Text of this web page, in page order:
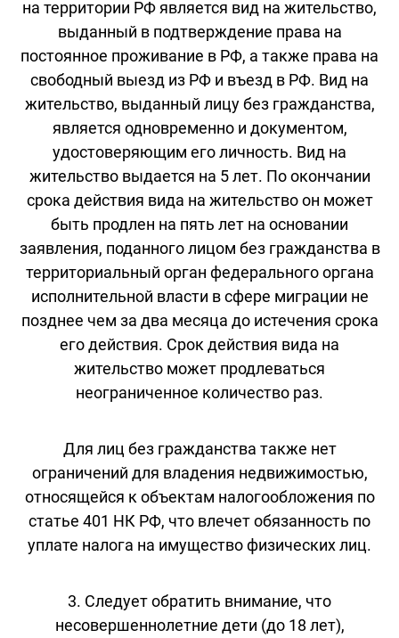
на территории РФ является вид на жительство,
выданный в подтверждение права на
постоянное проживание в РФ, а также права на
свободный выезд из РФ и въезд в РФ. Вид на
жительство, выданный лицу без гражданства,
является одновременно и документом,
удостоверяющим его личность. Вид на
жительство выдается на 5 лет. По окончании
срока действия вида на жительство он может
быть продлен на пять лет на основании
заявления, поданного лицом без гражданства в
территориальный орган федерального органа
исполнительной власти в сфере миграции не
позднее чем за два месяца до истечения срока
его действия. Срок действия вида на
жительство может продлеваться
неограниченное количество раз.
Для лиц без гражданства также нет
ограничений для владения недвижимостью,
относящейся к объектам налогообложения по
статье 401 НК РФ, что влечет обязанность по
уплате налога на имущество физических лиц.
3. Следует обратить внимание, что
несовершеннолетние дети (до 18 лет),